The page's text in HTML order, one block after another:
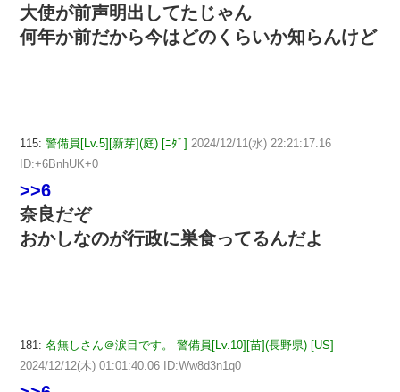
大使が前声明出してたじゃん
何年か前だから今はどのくらいか知らんけど
115: 警備員[Lv.5][新芽](庭) [ﾆﾀﾞ] 2024/12/11(水) 22:21:17.16
ID:+6BnhUK+0
>>6
奈良だぞ
おかしなのが行政に巣食ってるんだよ
181: 名無しさん＠涙目です。 警備員[Lv.10][苗](長野県) [US]
2024/12/12(木) 01:01:40.06 ID:Ww8d3n1q0